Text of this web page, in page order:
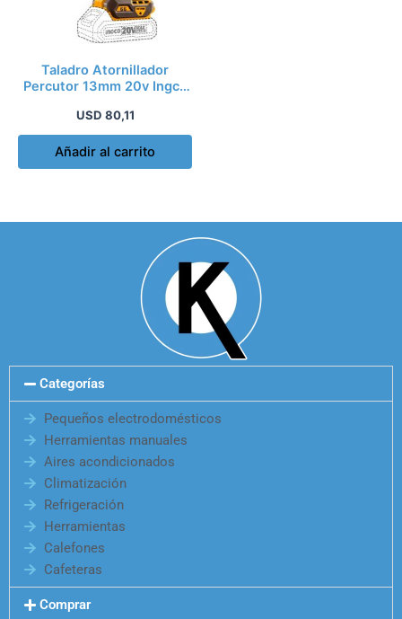
Taladro Atornillador
Percutor 13mm 20v Ingco
USD 80,11
Añadir al carrito
Categorías
Pequeños electrodomésticos
Herramientas manuales
Aires acondicionados
Climatización
Refrigeración
Herramientas
Calefones
Cafeteras
Comprar